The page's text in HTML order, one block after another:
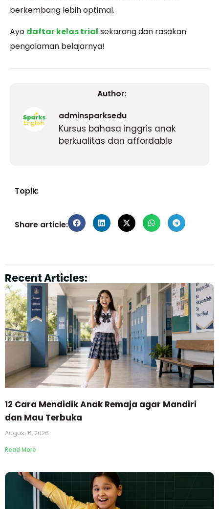
berkembang lebih optimal.
Ayo daftar kelas trial sekarang dan rasakan
pengalaman belajarnya!
Author:
adminsparksedu
Kursus bahasa inggris anak
berkualitas dan affordable
Topik:
Share article:
Recent Articles:
12 Cara Mendidik Anak Remaja agar Mandiri
dan Mau Terbuka
August 6, 2026
Read More